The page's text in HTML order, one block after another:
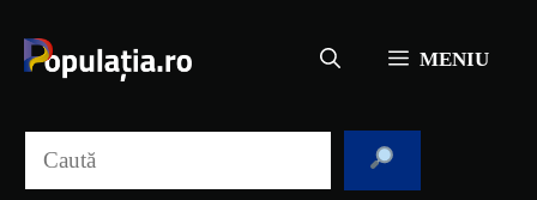
conținut
MENIU